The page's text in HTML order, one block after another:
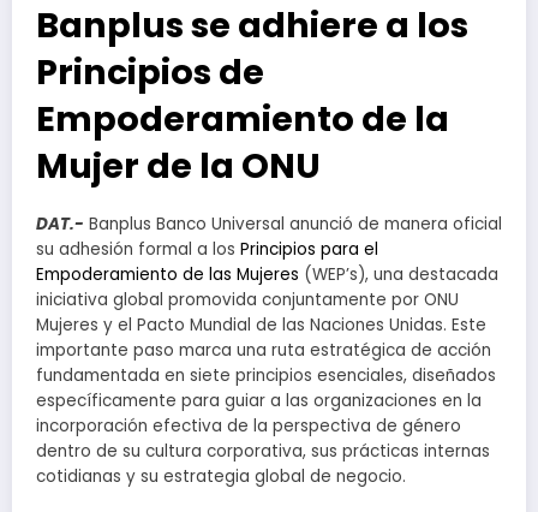
Banplus se adhiere a los
Principios de
Empoderamiento de la
Mujer de la ONU
DAT.- Banplus Banco Universal anunció de manera oficial
su adhesión formal a los Principios para el
Empoderamiento de las Mujeres (WEP’s), una destacada
iniciativa global promovida conjuntamente por ONU
Mujeres y el Pacto Mundial de las Naciones Unidas. Este
importante paso marca una ruta estratégica de acción
fundamentada en siete principios esenciales, diseñados
específicamente para guiar a las organizaciones en la
incorporación efectiva de la perspectiva de género
dentro de su cultura corporativa, sus prácticas internas
cotidianas y su estrategia global de negocio.